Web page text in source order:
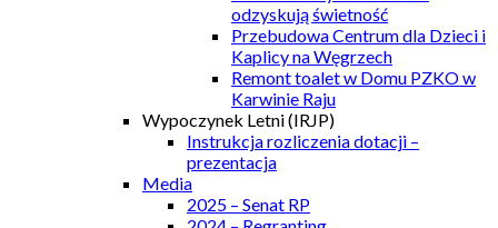
odzyskują świetność
Przebudowa Centrum dla Dzieci i
Kaplicy na Węgrzech
Remont toalet w Domu PZKO w
Karwinie Raju
Wypoczynek Letni (IRJP)
Instrukcja rozliczenia dotacji –
prezentacja
Media
2025 – Senat RP